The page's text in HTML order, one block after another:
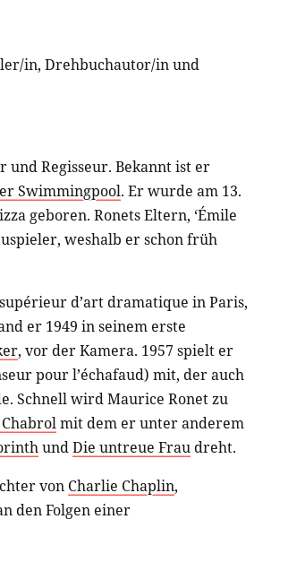
in, Drehbuchautor/inund
und Regisseur. Bekannt ist er
Swimmingpool. Er wurde am 13.
geboren. Ronets Eltern, ‘Émile
weshalb er schon früh
d’art dramatique in Paris,
er 1949 in seinem erste
, vor der Kamera. 1957 spielt er
pour l’échafaud) mit, der auch
Schnell wird Maurice Ronet zu
mit dem er unter anderem
undDie untreue Frau dreht.
von Charlie Chaplin,
den Folgen einer